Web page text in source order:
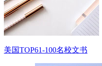
美国TOP61-100名校文书